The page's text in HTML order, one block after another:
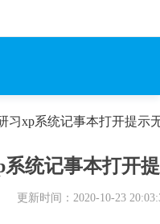
习xp系统记事本打开提示
统记事本打开
更新时间： 2020-10-23